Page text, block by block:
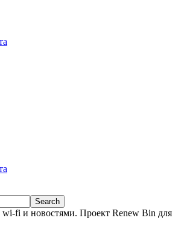
fi и новостями. Проект Renew Bin для